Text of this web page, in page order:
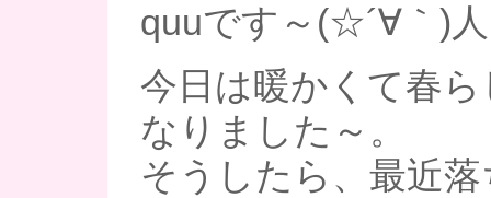
quuです～(☆´∀｀)
今日は暖かくて春
なりました～。
そうしたら、最近